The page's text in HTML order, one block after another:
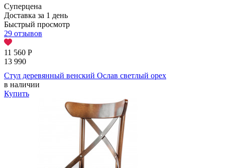
Суперцена
Доставка за 1 день
Быстрый просмотр
29 отзывов
11 560 Р
13 990
Стул деревянный венский Ослав светлый орех
в наличии
Купить